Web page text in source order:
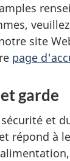
site
page
garde
et
répond à